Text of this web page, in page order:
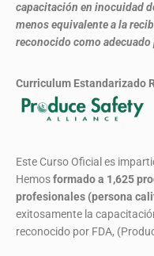
capacitación en inocuidad
menos equivalente a la
reconocido como adecuado
Curriculum
Este Curso Oficial es
Hemosformadoa 1,625
profesionales (persona
exitosamente la
reconocido por FDA,